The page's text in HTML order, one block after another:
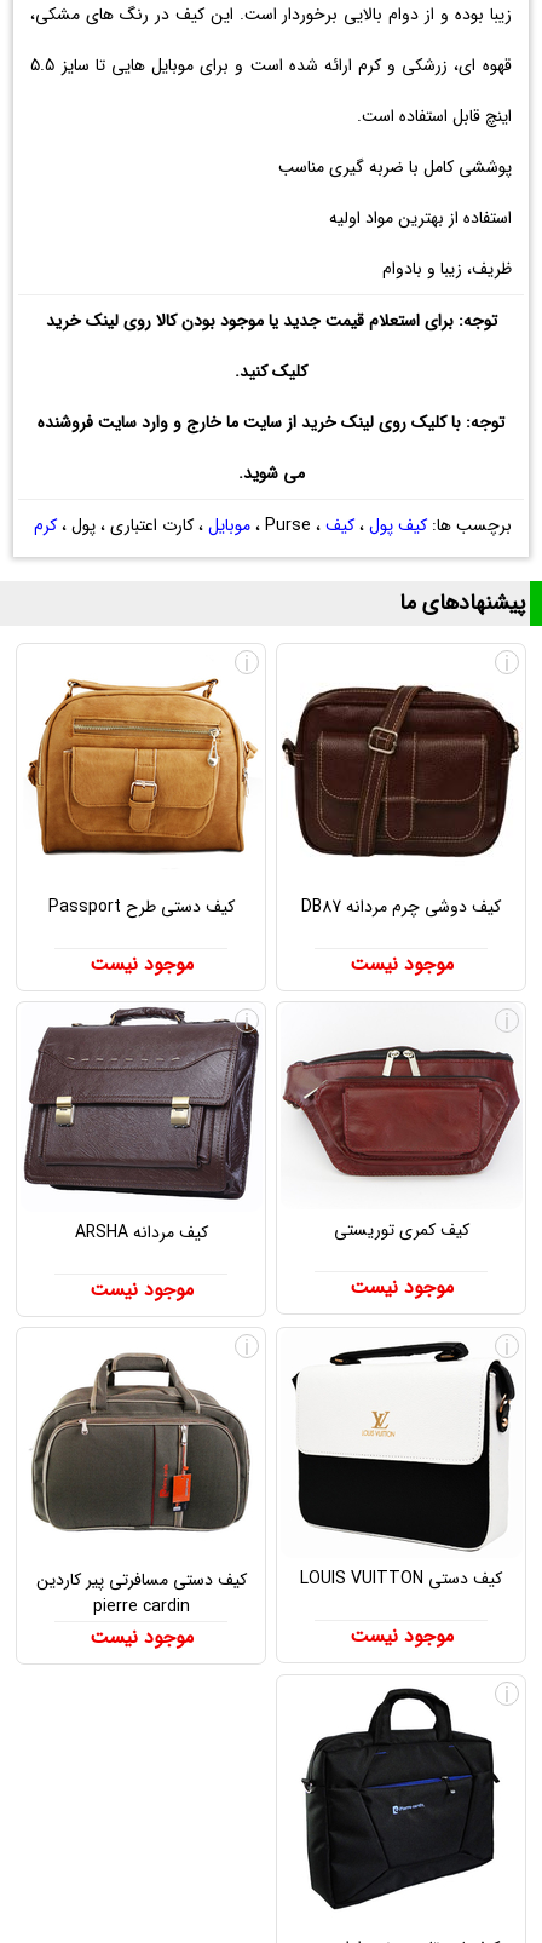
زیبا بوده و از دوام بالایی برخوردار است. این کیف در رنگ های مشکی،
قهوه ای، زرشکی و کرم ارائه شده است و برای موبایل هایی تا سایز 5.5
اینچ قابل استفاده است.
پوششی کامل با ضربه گیری مناسب
استفاده از بهترین مواد اولیه
ظریف، زیبا و بادوام
توجه: برای استعلام قیمت جدید یا موجود بودن کالا روی لینک خرید
کلیک کنید.
توجه: با کلیک روی لینک خرید از سایت ما خارج و وارد سایت فروشنده
می شوید.
برچسب ها:کیف پول،کیف، Purse ، موبایل، کارت اعتباری ، پول ،کرم
پیشنهادهای ما
کیف دوشی چرم مردانه DB87
موجود نیست
i
کیف دستی طرح Passport
موجود نیست
i
کیف کمری توریستی
موجود نیست
i
کیف مردانه ARSHA
موجود نیست
i
کیف دستی LOUIS VUITTON
موجود نیست
i
کیف دستی مسافرتی پیر کاردین
pierre cardin
موجود نیست
i
i